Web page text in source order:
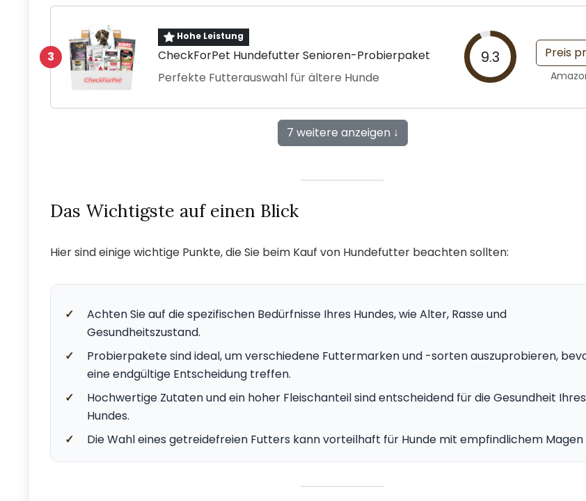
3
Hohe Leistung
CheckForPet Hundefutter Senioren-Probierpaket
Perfekte Futterauswahl für ältere Hunde
9.3 Preis
7 weitere anzeigen ↓
Das Wichtigste auf einen Blick
Hier sind einige wichtige Punkte, die Sie beim Kauf von Hundefutter beachten sollten:
✓
Achten Sie auf die spezifischen Bedürfnisse Ihres Hundes, wie Alter, Rasse und
Gesundheitszustand.
✓
Probierpakete sind ideal, um verschiedene Futtermarken und -sorten auszuprobieren,
eine endgültige Entscheidung treffen.
✓
Hochwertige Zutaten und ein hoher Fleischanteil sind entscheidend für die Gesundheit Ihres
Hundes.
✓
Die Wahl eines getreidefreien Futters kann vorteilhaft für Hunde mit empfindlichem Magen